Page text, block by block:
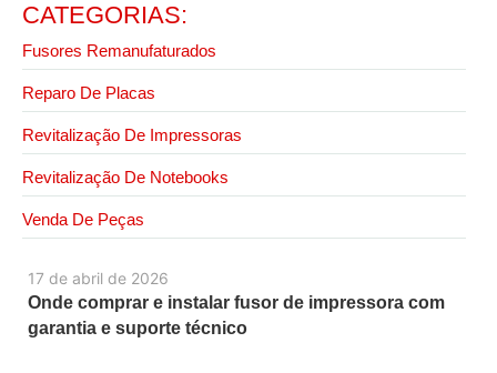
17 de abril de 2026
Onde comprar e instalar fusor de impressora com
garantia e suporte técnico
CATEGORIAS:
Fusores Remanufaturados
Reparo De Placas
Revitalização De Impressoras
Revitalização De Notebooks
Venda De Peças